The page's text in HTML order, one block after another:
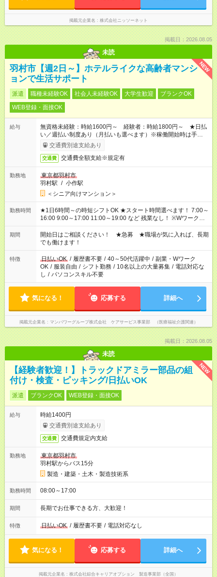
掲載元企業名 株式会社ニッソーネット
掲載日：2026.08.05
未読
NEW
羽村市【週2日～】ホテルライクな高齢者マンシ
ョンで生活サポート
派遣 職種未経験OK 社会人未経験OK 大学生歓迎
ブランクOK
WEB登録・面接OK
給与
無資格未経験：時給1600円～ 経験者：時給1800円～ ★日払
い／週払い制度あり（月払いも選べます）※稼働開始時は手続き
完了次第のお支払いとなります。
交通費別途支給あり
交通費 交通費全額支給※規定有
勤務地
東京都羽村市
羽村駅 / 小作駅
＜シニア向けマンション＞
勤務時間
★1日6時間～の時短シフトOK ★スタート時間選べます！ 7:00～
16:00 9:00～17:00 11:00～19:00 など 残業なし！ ※Wワークの
場合、他のお仕事と合わせ週40時間超の就業はご案内できませ
ん ※法令に基づき、週20時間以上勤務は社会保険への加入対象
となります ※労働者派遣法（日雇い派遣の原則禁止）により、
短時間・短期間の就業はご案内が難しい場合があります
期間
開始日はご相談ください！ ★急募 ★職場が気に入れば、長期
でも働けます！
特徴 日払いOK / 履歴書不要 / 40～50代活躍中 / 副業・Wワーク
OK / 服装自由 / シフト勤務 / 10名以上の大量募集 / 電話対応な
し / パソコンスキル不要
気になる！ 応募する 詳細へ
掲載元企業名 マンパワーグループ株式会社 ケアサービス事業部 （医療福祉介護関連）
掲載日：2026.08.05
未読
NEW
【経験者歓迎！】トラックドアミラー部品の組
付け・検査・ピッキング/日払いOK
派遣 ブランクOK WEB登録・面接OK
給与
時給1400円
交通費別途支給あり
交通費 交通費規定内支給
勤務地
東京都羽村市
羽村駅からバス15分
製造・建築・土木・製造技術系
勤務時間 08:00～17:00
期間 長期でお仕事できる方、大歓迎！
特徴 日払いOK / 履歴書不要 / 電話対応なし
気になる！ 応募する 詳細へ
掲載元企業名 株式会社綜合キャリアオプション 製造事業部（全国）